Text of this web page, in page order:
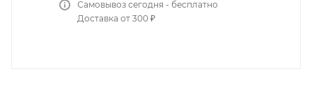
Самовывоз сегодня - бесплатно
Доставка от 300 ₽